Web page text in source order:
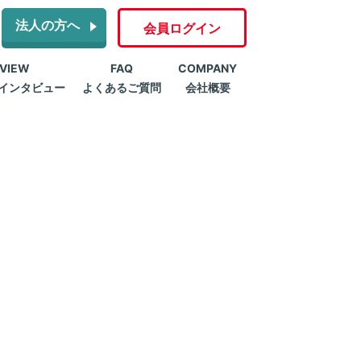
法人の方へ 会員ログイン
ンタビュー
FAQ
よくあるご質問
COMPANY
会社概要